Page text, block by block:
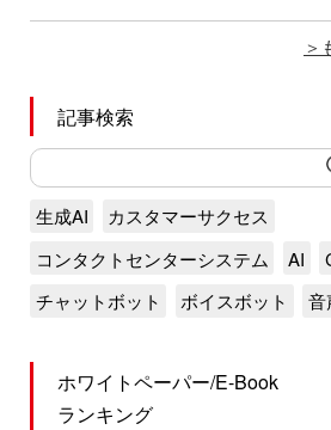
記事検索
生成AI
カスタマーサクセス
コンタクトセンターシステム
AI
チャットボット
ボイスボット 音
ホワイトペーパー/E-Book
ランキング